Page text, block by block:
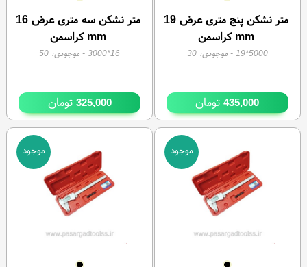
متر نشکن پنج متری عرض 19
mm کراسمن
5000*19 - موجودی:30
435,000تومان
متر نشکن سه متری عرض 16
mm کراسمن
16*3000 - موجودی: 50
325,000 تومان
موجود موجود